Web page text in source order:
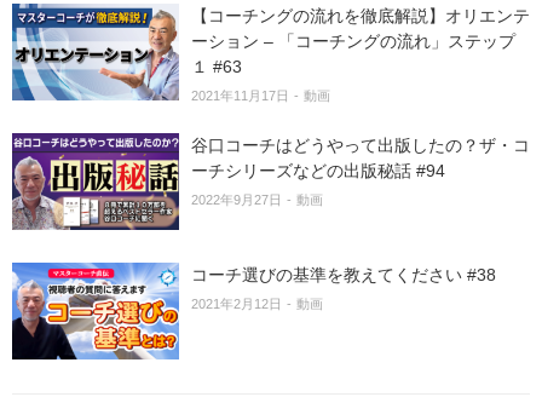
【コーチングの流れを徹底解説】オリエンテ
ーション – 「コーチングの流れ」ステップ
１ #63
2021年11月17日 動画
谷口コーチはどうやって出版したの？ザ・コ
ーチシリーズなどの出版秘話 #94
2022年9月27日 動画
コーチ選びの基準を教えてください #38
2021年2月12日 動画